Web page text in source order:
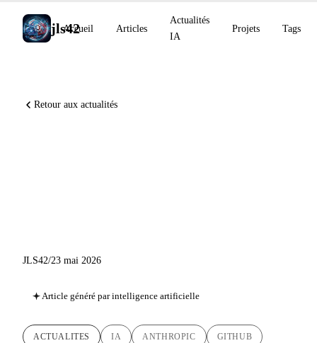
jls42
Accueil Articles
Actualités
IA
Projets Tags
Retour aux actualités
JLS42/23 mai 2026
Article généré par intelligence artificielle
ACTUALITES IA ANTHROPIC GITHUB